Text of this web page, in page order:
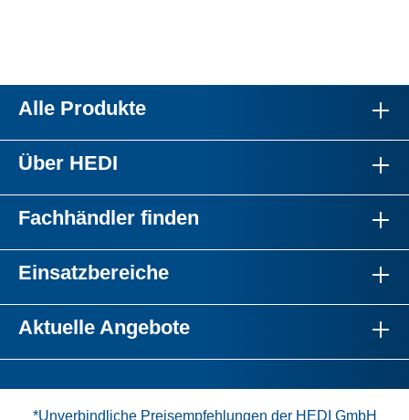
Alle Produkte
Über HEDI
Fachhändler finden
Einsatzbereiche
Aktuelle Angebote
*Unverbindliche Preisempfehlungen der HEDI GmbH